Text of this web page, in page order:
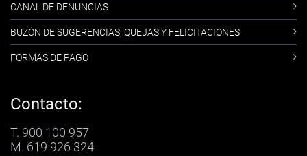
CANAL DE DENUNCIAS
BUZÓN DE SUGERENCIAS, QUEJAS Y FELICITACIONES
FORMAS DE PAGO
Contacto:
T. 900 100 957
M. 619 926 324